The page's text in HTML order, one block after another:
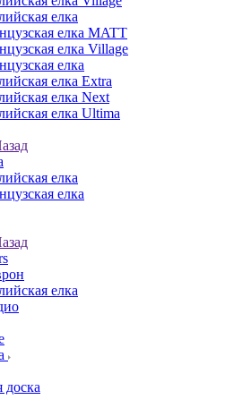
елка
елка MATT
елка Village
елка
елка Extra
елка Next
елка Ultima
елка
елка
елка
доска